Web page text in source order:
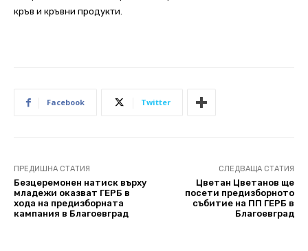
кръв и кръвни продукти.
Facebook Twitter
ПРЕДИШНА СТАТИЯ
Безцеремонен натиск върху
младежи оказват ГЕРБ в
хода на предизборната
кампания в Благоевград
СЛЕДВАЩА СТАТИЯ
Цветан Цветанов ще
посети предизборното
събитие на ПП ГЕРБ в
Благоевград